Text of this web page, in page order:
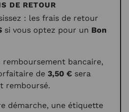
DE RETOUR
: les frais de retour
si vous optez pour un Bon
remboursement bancaire,
de 3,50 € sera
remboursé.
démarche, une étiquette